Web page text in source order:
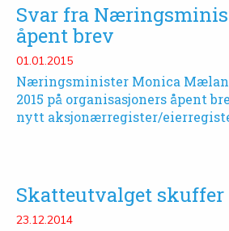
Svar fra
åpent brev
01.01.2015
Næringsminister Monica
2015 på organisasjoners åpent
nytt aksjonærregister/
Skatteutvalget skuffer
23.12.2014